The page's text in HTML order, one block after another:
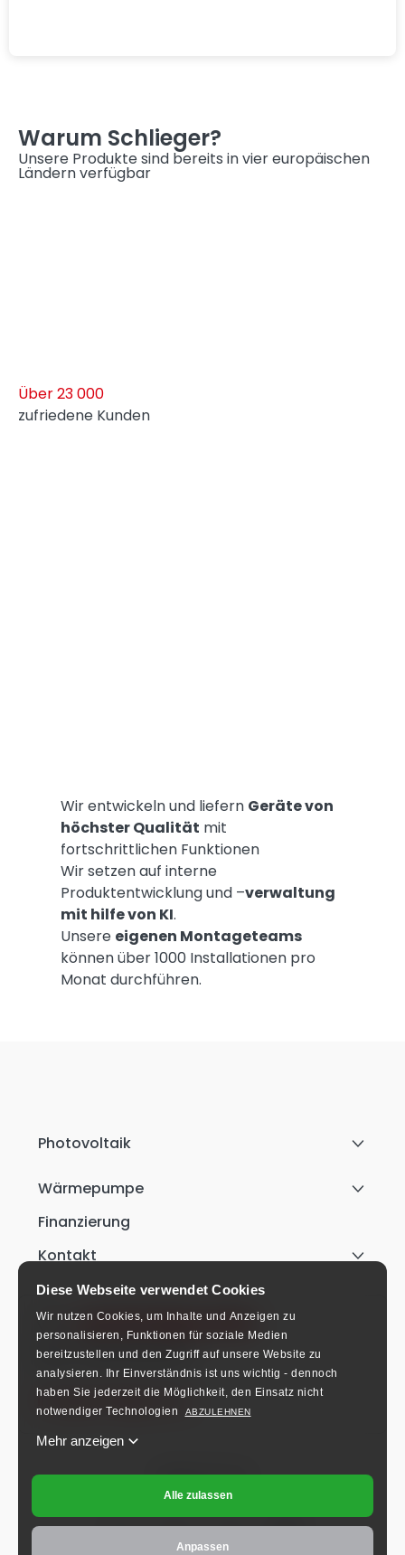
Diese Webseite verwendet Cookies
Wir nutzen Cookies, um Inhalte und Anzeigen zu
personalisieren, Funktionen für soziale Medien
bereitzustellen und den Zugriff auf unsere Website zu
analysieren.
Ihr Einverständnis ist uns wichtig - dennoch
haben Sie jederzeit die Möglichkeit, den Einsatz nicht
notwendiger Technologien
ABZULEHNEN
Mehr anzeigen
Alle zulassen
Anpassen
Warum Schlieger?
Unsere Produkte sind bereits in vier europäischen
Ländern verfügbar
Über 23 000
zufriedene Kunden
Wir entwickeln und liefern Geräte von
höchster Qualität mit
fortschrittlichen Funktionen
Wir setzen auf interne
Produktentwicklung und –verwaltung
mit hilfe von KI.
Unsere eigenen Montageteams
können über 1000 Installationen pro
Monat durchführen.
Photovoltaik
Wärmepumpe
Finanzierung
Kontakt
+49 911 9542 3170
Mo-Fr: 8:00-16:00 Uhr.
info@schlieger.de
Folgen Sie uns!